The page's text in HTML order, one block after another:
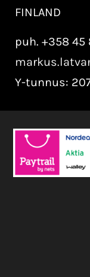
FINLAND
puh. +358 45
Y-tunnus: